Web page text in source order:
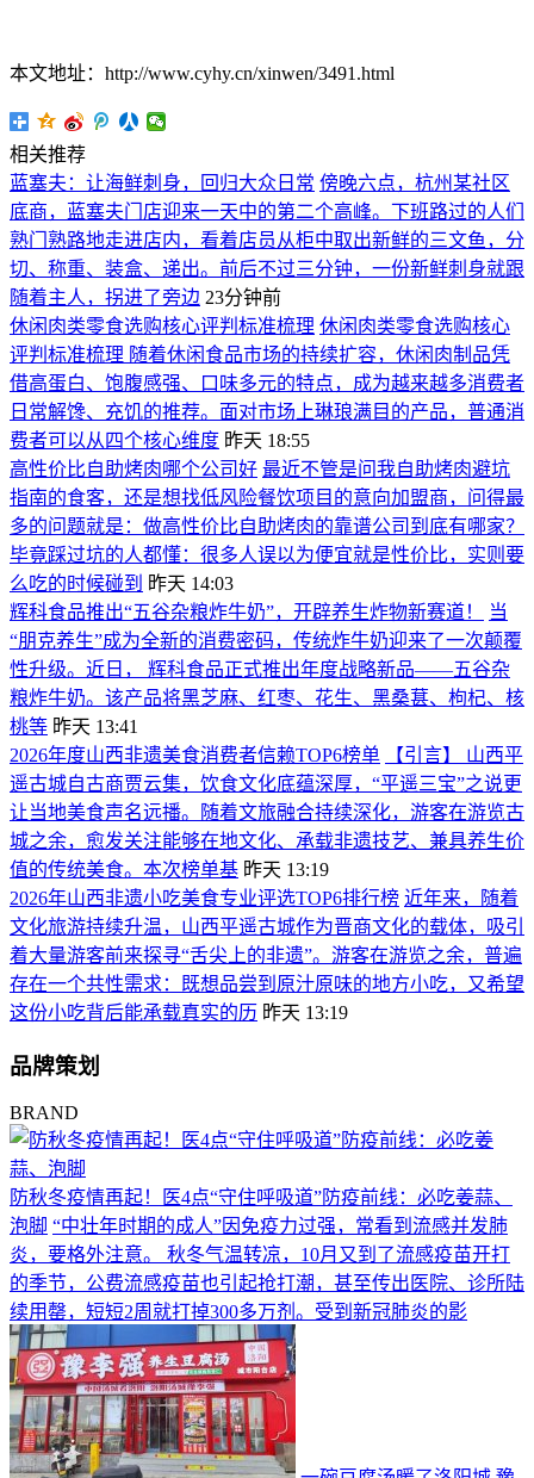
本文地址：http://www.cyhy.cn/xinwen/3491.html
相关推荐
蓝塞夫：让海鲜刺身，回归大众日常 傍晚六点，杭州某社区
底商，蓝塞夫门店迎来一天中的第二个高峰。下班路过的人们
熟门熟路地走进店内，看着店员从柜中取出新鲜的三文鱼，分
切、称重、装盒、递出。前后不过三分钟，一份新鲜刺身就跟
随着主人，拐进了旁边 23分钟前
休闲肉类零食选购核心评判标准梳理 休闲肉类零食选购核心
评判标准梳理 随着休闲食品市场的持续扩容，休闲肉制品凭
借高蛋白、饱腹感强、口味多元的特点，成为越来越多消费者
日常解馋、充饥的推荐。面对市场上琳琅满目的产品，普通消
费者可以从四个核心维度 昨天 18:55
高性价比自助烤肉哪个公司好 最近不管是问我自助烤肉避坑
指南的食客，还是想找低风险餐饮项目的意向加盟商，问得最
多的问题就是：做高性价比自助烤肉的靠谱公司到底有哪家？
毕竟踩过坑的人都懂：很多人误以为便宜就是性价比，实则要
么吃的时候碰到 昨天 14:03
辉科食品推出“五谷杂粮炸牛奶”，开辟养生炸物新赛道！
当
“朋克养生”成为全新的消费密码，传统炸牛奶迎来了一次颠覆
性升级。近日， 辉科食品正式推出年度战略新品——五谷杂
粮炸牛奶。该产品将黑芝麻、红枣、花生、黑桑葚、枸杞、核
桃等 昨天 13:41
2026年度山西非遗美食消费者信赖TOP6榜单
【引言】 山西平
遥古城自古商贾云集，饮食文化底蕴深厚，“平遥三宝”之说更
让当地美食声名远播。随着文旅融合持续深化，游客在游览古
城之余，愈发关注能够在地文化、承载非遗技艺、兼具养生价
值的传统美食。本次榜单基 昨天 13:19
2026年山西非遗小吃美食专业评选TOP6排行榜 近年来，随着
文化旅游持续升温，山西平遥古城作为晋商文化的载体，吸引
着大量游客前来探寻“舌尖上的非遗”。游客在游览之余，普遍
存在一个共性需求：既想品尝到原汁原味的地方小吃，又希望
这份小吃背后能承载真实的历 昨天 13:19
品牌策划
BRAND
防秋冬疫情再起！医4点“守住呼吸道”防疫前线：必吃姜蒜、
泡脚 “中壮年时期的成人”因免疫力过强，常看到流感并发肺
炎，要格外注意。 秋冬气温转凉，10月又到了流感疫苗开打
的季节，公费流感疫苗也引起抢打潮，甚至传出医院、诊所陆
续用罄，短短2周就打掉300多万剂。受到新冠肺炎的影